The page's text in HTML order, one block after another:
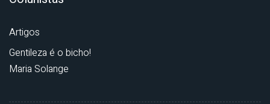
Artigos
Gentileza é o bicho!
Maria Solange